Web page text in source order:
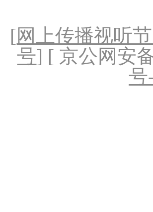
[网上传播视听
号] [ 京公网安
号